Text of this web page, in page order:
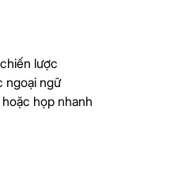
lược
ngoại ngữ
họp nhanh